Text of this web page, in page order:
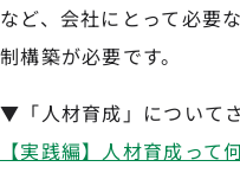
など、会社にとって必要
制構築が必要です。
▼「人材育成」について
【実践編】人材育成って